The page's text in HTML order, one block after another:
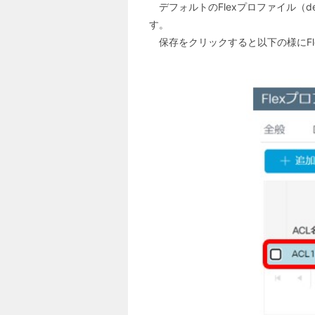
デフォルトのFlexプロファイル（
す。
保存をクリックすると以下の様に